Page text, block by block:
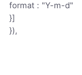
format : "Y-m-d"
}]
}),